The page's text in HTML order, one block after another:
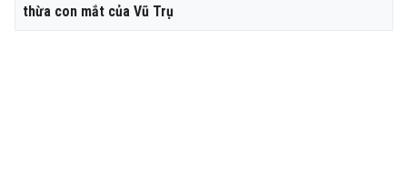
thừa con mắt của Vũ Trụ